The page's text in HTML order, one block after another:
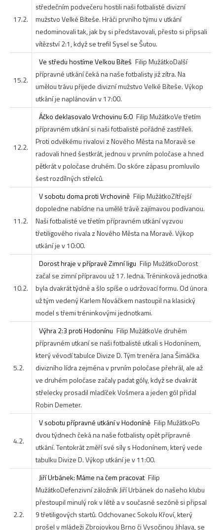
17.2.
středečním podvečeru hostili naši fotbalisté divizní
mužstvo Velké Bíteše. Hráči prvního týmu v utkání
nedominovali tak, jak by si představovali, přesto si připsali
vítězství 2:1, když se trefil Sysel se Šutou.
15.2.
Ve středu hostíme Velkou Bíteš Filip MužátkoDalší
přípravné utkání čeká na naše fotbalisty již zítra. Na
umělou trávu přijede divizní mužstvo Velké Bíteše. Výkop
utkání je naplánován v 17:00.
12.2.
Áčko deklasovalo Vrchovinu 6:0 Filip MužátkoVe třetím
přípravném utkání si naši fotbalisté pořádně zastříleli.
Proti odvěkému rivalovi z Nového Města na Moravě se
radovali hned šestkrát, jednou v prvním poločase a hned
pětkrát v poločase druhém. Do skóre zápasu promluvilo
šest rozdílných střelců.
11.2.
V sobotu doma proti Vrchovině Filip MužátkoZítřejší
dopoledne nabídne na umělé trávě zajímavou podívanou.
Naši fotbalisté ve třetím přípravném utkání vyzvou
třetiligového rivala z Nového Města na Moravě. Výkop
utkání je v 10:00.
10.2.
Dorost hraje v přípravě Zimní ligu Filip MužátkoDorost
začal se zimní přípravou už 17. ledna. Tréninková jednotka
byla dvakrát týdně a šlo spíše o udržovací formu. Od února
už tým vedený Karlem Nováčkem nastoupil na klasický
model s třemi tréninkovými jednotkami.
5.2.
Výhra 2:3 proti Hodonínu Filip MužátkoVe druhém
přípravném utkaní se naši fotbalisté utkali s Hodonínem,
který vévodí tabulce Divize D. Tým trenéra Jana Šimáčka
divizního lídra zejména v prvním poločase přehrál, ale až
ve druhém poločase začaly padat góly, když se dvakrát
střelecky prosadil mladíček Vošmera a jeden gól přidal
Robin Demeter.
4.2.
V sobotu přípravné utkání v Hodoníně Filip MužátkoPo
dvou týdnech čeká na naše fotbalisty opět přípravné
utkání. Tentokrát změří své síly s Hodonínem, který vede
tabulku Divize D. Výkop utkání je v 11:00.
2.2.
Jiří Urbánek: Máme na čem pracovat Filip
MužátkoDefenzivní záložník Jiří Urbánek do našeho klubu
přestoupil minulý rok v létě a v současné sezóně si připsal
9 třetiligových startů. Odchovanec Sokolu Křoví, který
prošel v mládeži Zbrojovkou Brno či Vysočinou Jihlava, se